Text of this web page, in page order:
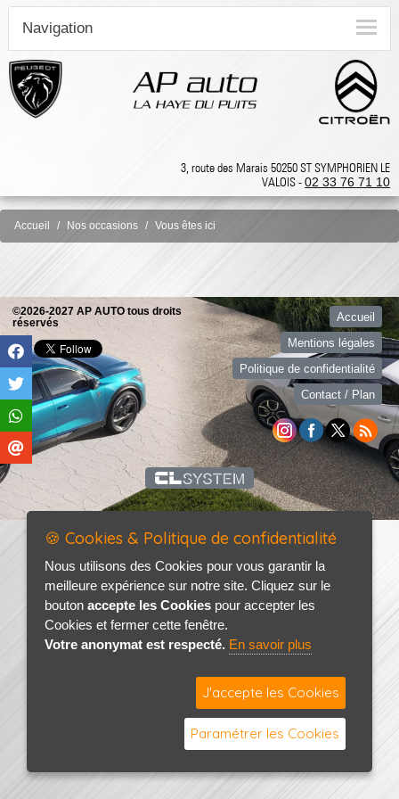
Navigation
3, route des Marais 50250 ST SYMPHORIEN LE
VALOIS -02 33 76 71 10
Accueil Nos occasions Vous êtes ici
©2026-2027 AP AUTO tous droits
réservés
Accueil
Mentions légales
Politique de confidentialité
Contact / Plan
🍪 Cookies & Politique de confidentialité
Nous utilisons des Cookies pour vous garantir la
meilleure expérience sur notre site. Cliquez sur le
bouton accepte les Cookies pour accepter les
Cookies et fermer cette fenêtre.
Votre anonymat est respecté. En savoir plus
J'accepte les Cookies
Paramétrer les Cookies